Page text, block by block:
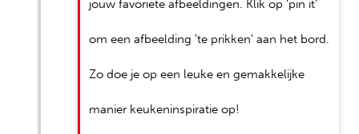
jouw favoriete afbeeldingen. Klik op 'pin it'
om een afbeelding 'te prikken' aan het bord.
Zo doe je op een leuke en gemakkelijke
manier keukeninspiratie op!